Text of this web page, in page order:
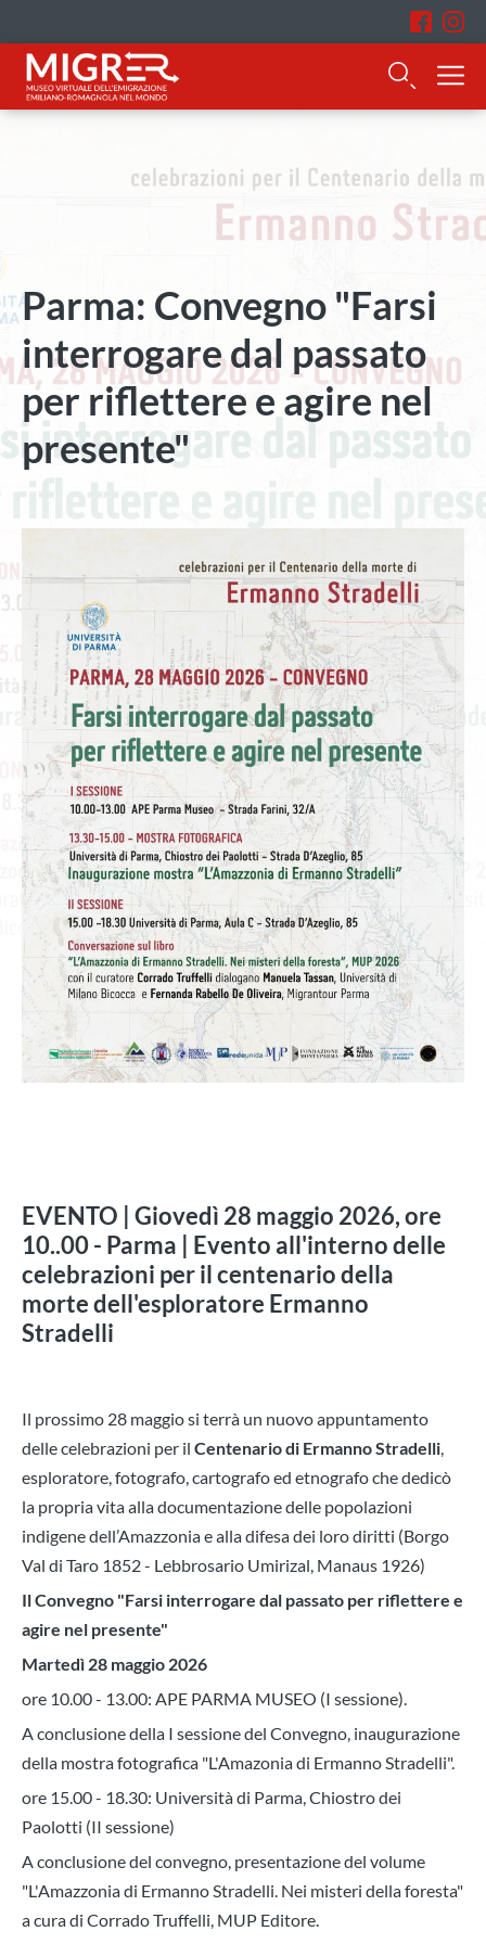
Parma: Convegno "Farsi
interrogare dal passato
per riflettere e agire nel
presente"
EVENTO | Giovedì 28 maggio 2026, ore
10..00 - Parma | Evento all'interno delle
celebrazioni per il centenario della
morte dell'esploratore Ermanno
Stradelli
Il prossimo 28 maggio si terrà un nuovo appuntamento
delle celebrazioni per il Centenario di Ermanno Stradelli,
esploratore, fotografo, cartografo ed etnografo che dedicò
la propria vita alla documentazione delle popolazioni
indigene dell’Amazzonia e alla difesa dei loro diritti (Borgo
Val di Taro 1852 - Lebbrosario Umirizal, Manaus 1926)
Il Convegno "Farsi interrogare dal passato per riflettere e
agire nel presente"
Martedì 28 maggio 2026
ore 10.00 - 13.00: APE PARMA MUSEO (I sessione).
A conclusione della I sessione del Convegno, inaugurazione
della mostra fotografica "L'Amazonia di Ermanno Stradelli".
ore 15.00 - 18.30: Università di Parma, Chiostro dei
Paolotti (II sessione)
A conclusione del convegno, presentazione del volume
"L'Amazzonia di Ermanno Stradelli. Nei misteri della foresta"
a cura di Corrado Truffelli, MUP Editore.